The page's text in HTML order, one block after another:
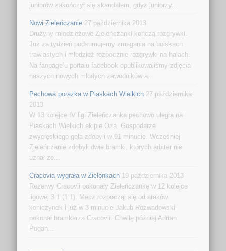
juniorów zakończył się skandalem, gdyż juniorzy...
Nowi Zieleńczanie 27 października 2013
Drużyny młodzieżowe Zieleńczanki kończą rozgrywki.
Już za tydzień podsumujemy zmagania na boiskach
trawiastych i młodzież rozpocznie rozgrywki na halach.
Na fanpage’u portalu facebook opublikowaliśmy zdjęcia
naszych nowych młodych zawodników a...
Pechowa porażka w Piaskach Wielkich 27 października
2013
W 13 kolejce IV ligi Zieleńczanka pechowo uległa na
Piaskach Wielkich ekipie Orła. Gospodarze
zwycięskiego gola zdobyli w 91 minucie. Wcześniej
Zieleńczanie zdobyli dwie bramki, których arbiter nie
uznał ze...
Cracovia wygrała w Zielonkach 19 października 2013
Rezerwy Cracovii pokonały Zieleńczankę w 12 kolejce
ligowej 3:1 (1:1). Mecz rozpoczął się od ataków
koniczynek i już w 3 minucie Jakub Rozwadowski
pokonał bramkarza Cracovii. Chwilę później Adrian
Pogan...